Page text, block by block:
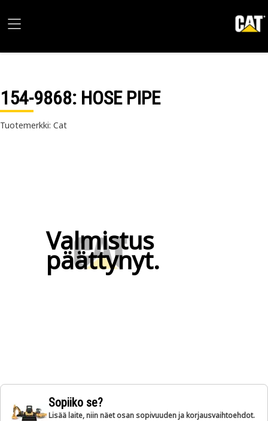
154-9868: HOSE PIPE
Tuotemerkki: Cat
Valmistus
päättynyt.
Sopiiko se?
Lisää laite, niin näet osan sopivuuden ja korjausvaihtoehdot.